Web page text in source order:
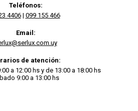
Teléfonos:
4406| 099 155 466
Email:
de atención:
a 12:00 hs y de 13:00 a 18:00 hs
9:00 a 13:00 hs